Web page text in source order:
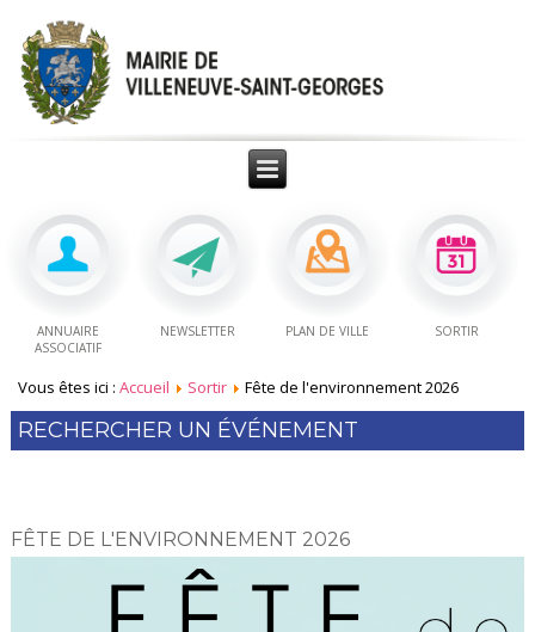
ANNUAIRE
ASSOCIATIF
NEWSLETTER PLAN DE VILLE SORTIR
Vous êtes ici :Accueil Sortir Fête de l'environnement 2026
RECHERCHER UN ÉVÉNEMENT
FÊTE DE L'ENVIRONNEMENT 2026